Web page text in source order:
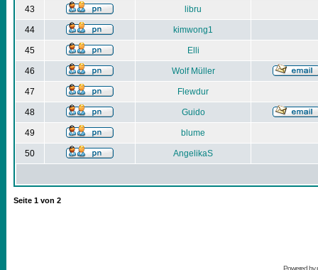
43 libru
44 kimwong1
45 Elli
46 Wolf Müller
47 Flewdur
48 Guido
49 blume
50 AngelikaS
Seite 1 von 2
Powered by